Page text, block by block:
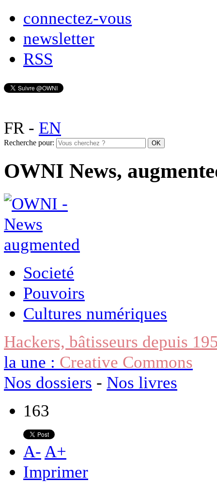
connectez-vous
newsletter
RSS
FR- EN
Recherche pour:
OWNI News,
Societé
Pouvoirs
Cultures numériques
Hackers, bâtisseurs depuis
la une : Creative Commons
Nos dossiers - Nos livres
163
A- A+
Imprimer